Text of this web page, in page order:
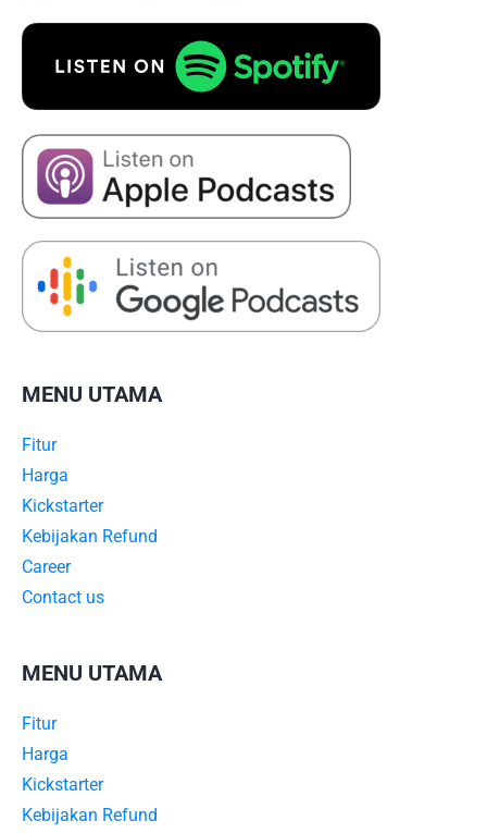
MENU UTAMA
Fitur
Harga
Kickstarter
Kebijakan Refund
Career
Contact us
MENU UTAMA
Fitur
Harga
Kickstarter
Kebijakan Refund